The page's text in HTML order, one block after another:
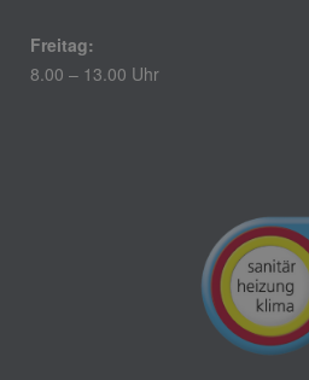
Freitag:
8.00 – 13.00 Uhr